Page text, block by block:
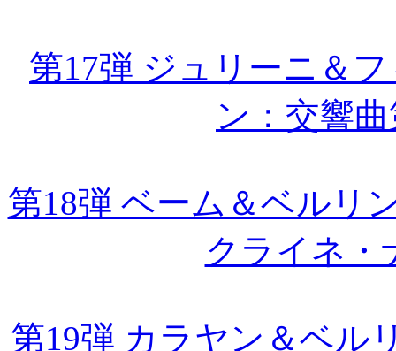
第17弾 ジュリーニ＆
ン：交響
第18弾 ベーム＆ベルリ
クライネ・
第19弾 カラヤン＆ベル